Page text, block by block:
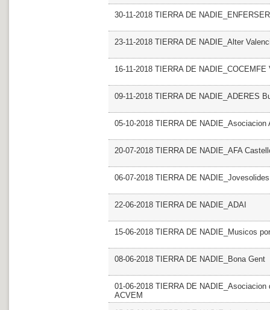
30-11-2018 TIERRA DE NADIE_ENFERSER
23-11-2018 TIERRA DE NADIE_Alter
16-11-2018 TIERRA DE NADIE_COCEMFE
09-11-2018 TIERRA DE NADIE_ADERES
05-10-2018 TIERRA DE
20-07-2018 TIERRA DE NADIE_AFA
06-07-2018 TIERRA DE NADIE_Jovesolides
22-06-2018 TIERRA DE NADIE_ADAI
15-06-2018 TIERRA DE NADIE_Musicos
08-06-2018 TIERRA DE NADIE_Bona Gent
01-06-2018 TIERRA DE
ACVEM